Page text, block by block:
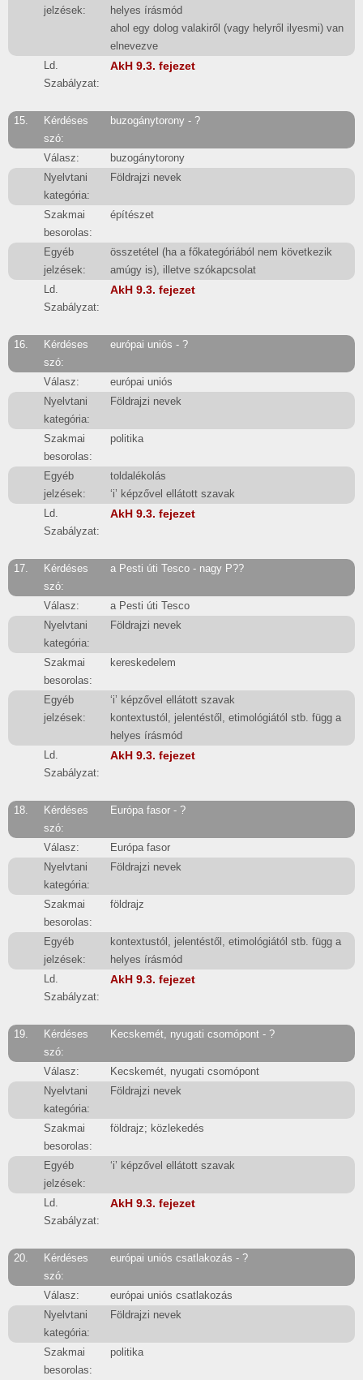
jelzések:
helyes írásmód
ahol egy dolog valakiről (vagy helyről ilyesmi) van
elnevezve
Ld.
Szabályzat:
AkH 9.3. fejezet
15.
Kérdéses
szó:
buzogánytorony - ?
Válasz:
buzogánytorony
Nyelvtani
kategória:
Földrajzi nevek
Szakmai
besorolas:
építészet
Egyéb
jelzések:
összetétel (ha a főkategóriából nem következik
amúgy is), illetve szókapcsolat
Ld.
Szabályzat:
AkH 9.3. fejezet
16.
Kérdéses
szó:
európai uniós - ?
Válasz:
európai uniós
Nyelvtani
kategória:
Földrajzi nevek
Szakmai
besorolas:
politika
Egyéb
jelzések:
toldalékolás
‘i’ képzővel ellátott szavak
Ld.
Szabályzat:
AkH 9.3. fejezet
17.
Kérdéses
szó:
a Pesti úti Tesco - nagy P??
Válasz:
a Pesti úti Tesco
Nyelvtani
kategória:
Földrajzi nevek
Szakmai
besorolas:
kereskedelem
Egyéb
jelzések:
‘i’ képzővel ellátott szavak
kontextustól, jelentéstől, etimológiától stb. függ a
helyes írásmód
Ld.
Szabályzat:
AkH 9.3. fejezet
18.
Kérdéses
szó:
Európa fasor - ?
Válasz:
Európa fasor
Nyelvtani
kategória:
Földrajzi nevek
Szakmai
besorolas:
földrajz
Egyéb
jelzések:
kontextustól, jelentéstől, etimológiától stb. függ a
helyes írásmód
Ld.
Szabályzat:
AkH 9.3. fejezet
19.
Kérdéses
szó:
Kecskemét, nyugati csomópont - ?
Válasz:
Kecskemét, nyugati csomópont
Nyelvtani
kategória:
Földrajzi nevek
Szakmai
besorolas:
földrajz; közlekedés
Egyéb
jelzések:
‘i’ képzővel ellátott szavak
Ld.
Szabályzat:
AkH 9.3. fejezet
20.
Kérdéses
szó:
európai uniós csatlakozás - ?
Válasz:
európai uniós csatlakozás
Nyelvtani
kategória:
Földrajzi nevek
Szakmai
besorolas:
politika